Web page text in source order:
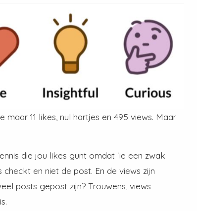
11 likes, nul hartjes en 495 views. Maar
die jou likes gunt omdat ‘ie een zwak
en niet de post. En de views zijn
posts gepost zijn? Trouwens, views